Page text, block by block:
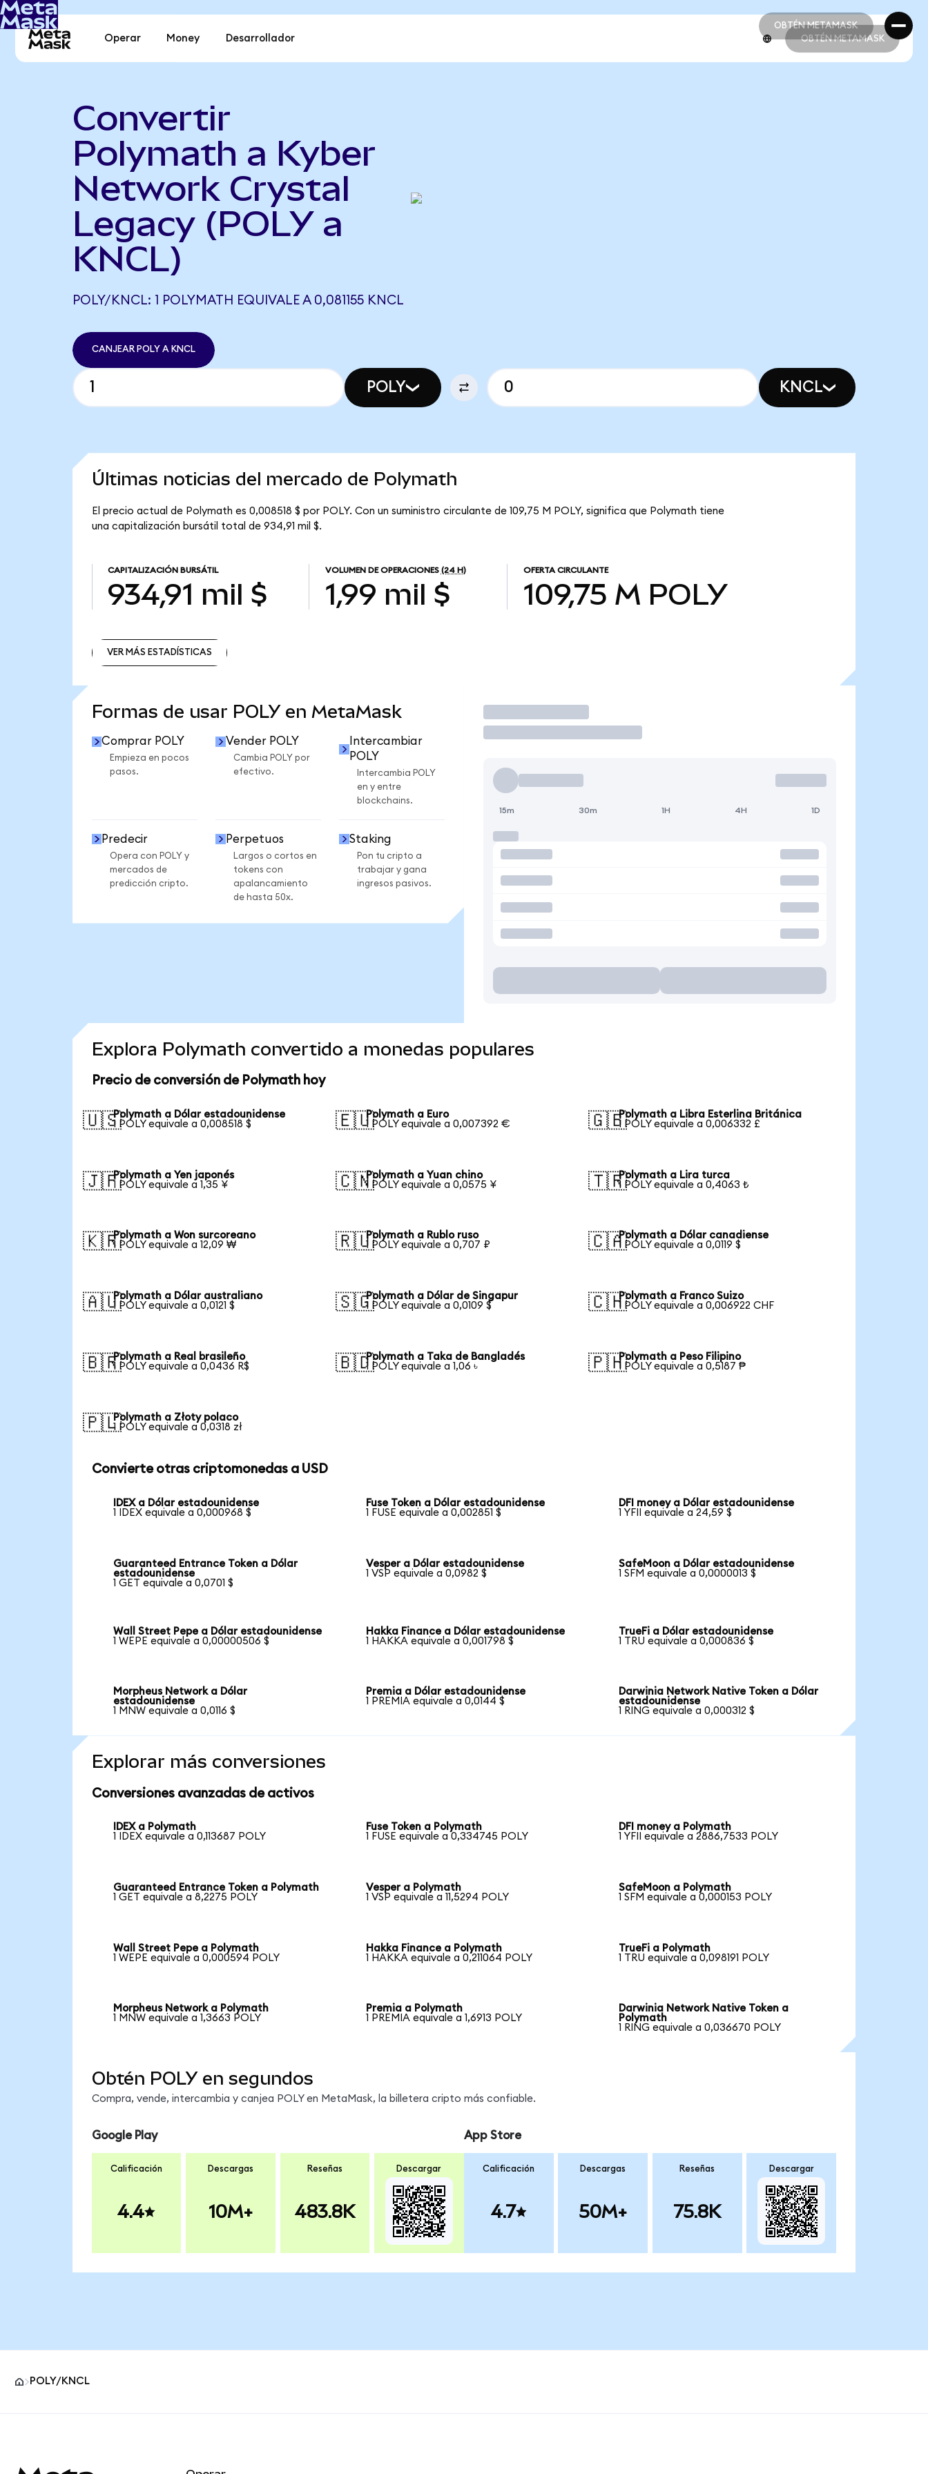
OBTÉN METAMASK
OBTÉN METAMASK
Operar Money Desarrollador OBTÉN METAMASK
Convertir
Polymath a Kyber
Network Crystal
Legacy (POLY a
KNCL)
POLY/KNCL: 1 POLYMATH EQUIVALE A 0,081155 KNCL
CANJEAR POLY A KNCL
POLY KNCL
Últimas noticias del mercado de Polymath
El precio actual de Polymath es 0,008518 $ por POLY. Con un suministro circulante de 109,75 M POLY, significa que Polymath tiene
una capitalización bursátil total de 934,91 mil $.
CAPITALIZACIÓN BURSÁTIL
934,91 mil $
VOLUMEN DE OPERACIONES (24 H)
1,99 mil $
OFERTA CIRCULANTE
109,75 M POLY
VER MÁS ESTADÍSTICAS
Formas de usar POLY en MetaMask
Comprar POLY
Empieza en pocos
pasos.
Vender POLY
Cambia POLY por
efectivo.
Intercambiar
POLY
Intercambia POLY
en y entre
blockchains.
Predecir
Opera con POLY y
mercados de
predicción cripto.
Perpetuos
Largos o cortos en
tokens con
apalancamiento
de hasta 50x.
Staking
Pon tu cripto a
trabajar y gana
ingresos pasivos.
Operar
15m 30m 1H 4H 1D
Explora Polymath convertido a monedas populares
Precio de conversión de Polymath hoy
🇺🇸Polymath a Dólar estadounidense
1 POLY equivale a 0,008518 $
🇪🇺Polymath a Euro
1 POLY equivale a 0,007392 €
🇬🇧Polymath a Libra Esterlina Británica
1 POLY equivale a 0,006332 £
🇯🇵Polymath a Yen japonés
1 POLY equivale a 1,35 ¥
🇨🇳Polymath a Yuan chino
1 POLY equivale a 0,0575 ¥
🇹🇷Polymath a Lira turca
1 POLY equivale a 0,4063 ₺
🇰🇷Polymath a Won surcoreano
1 POLY equivale a 12,09 ₩
🇷🇺Polymath a Rublo ruso
1 POLY equivale a 0,707 ₽
🇨🇦Polymath a Dólar canadiense
1 POLY equivale a 0,0119 $
🇦🇺Polymath a Dólar australiano
1 POLY equivale a 0,0121 $
🇸🇬Polymath a Dólar de Singapur
1 POLY equivale a 0,0109 $
🇨🇭Polymath a Franco Suizo
1 POLY equivale a 0,006922 CHF
🇧🇷Polymath a Real brasileño
1 POLY equivale a 0,0436 R$
🇧🇩Polymath a Taka de Bangladés
1 POLY equivale a 1,06 ৳
🇵🇭Polymath a Peso Filipino
1 POLY equivale a 0,5187 ₱
🇵🇱Polymath a Złoty polaco
1 POLY equivale a 0,0318 zł
Convierte otras criptomonedas a USD
IDEX a Dólar estadounidense
1 IDEX equivale a 0,000968 $
Fuse Token a Dólar estadounidense
1 FUSE equivale a 0,002851 $
DFI money a Dólar estadounidense
1 YFII equivale a 24,59 $
Guaranteed Entrance Token a Dólar
estadounidense
1 GET equivale a 0,0701 $
Vesper a Dólar estadounidense
1 VSP equivale a 0,0982 $
SafeMoon a Dólar estadounidense
1 SFM equivale a 0,0000013 $
Wall Street Pepe a Dólar estadounidense
1 WEPE equivale a 0,00000506 $
Hakka Finance a Dólar estadounidense
1 HAKKA equivale a 0,001798 $
TrueFi a Dólar estadounidense
1 TRU equivale a 0,000836 $
Morpheus Network a Dólar
estadounidense
1 MNW equivale a 0,0116 $
Premia a Dólar estadounidense
1 PREMIA equivale a 0,0144 $
Darwinia Network Native Token a Dólar
estadounidense
1 RING equivale a 0,000312 $
Explorar más conversiones
Conversiones avanzadas de activos
IDEX a Polymath
1 IDEX equivale a 0,113687 POLY
Fuse Token a Polymath
1 FUSE equivale a 0,334745 POLY
DFI money a Polymath
1 YFII equivale a 2886,7533 POLY
Guaranteed Entrance Token a Polymath
1 GET equivale a 8,2275 POLY
Vesper a Polymath
1 VSP equivale a 11,5294 POLY
SafeMoon a Polymath
1 SFM equivale a 0,000153 POLY
Wall Street Pepe a Polymath
1 WEPE equivale a 0,000594 POLY
Hakka Finance a Polymath
1 HAKKA equivale a 0,211064 POLY
TrueFi a Polymath
1 TRU equivale a 0,098191 POLY
Morpheus Network a Polymath
1 MNW equivale a 1,3663 POLY
Premia a Polymath
1 PREMIA equivale a 1,6913 POLY
Darwinia Network Native Token a
Polymath
1 RING equivale a 0,036670 POLY
Obtén POLY en segundos
Compra, vende, intercambia y canjea POLY en MetaMask, la billetera cripto más confiable.
Google Play
Calificación
4.4
Descargas
10M+
Reseñas
483.8K
Descargar
App Store
Calificación
4.7
Descargas
50M+
Reseñas
75.8K
Descargar
POLY/KNCL